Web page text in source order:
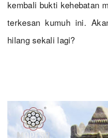
kembali bukti kehebatan
terkesan kumuh ini.
hilang sekali lagi?